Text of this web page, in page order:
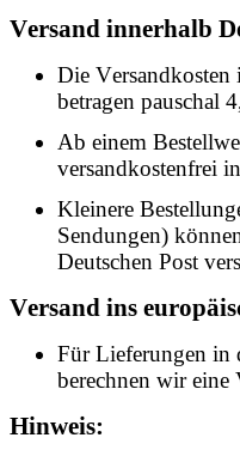
Versand innerhalb
Die Versandkosten
betragen pauschal
Ab einem
versandkostenfrei
Kleinere
Sendungen)
Deutschen Post
Versand ins
Für Lieferungen in
berechnen wir eine
Hinweis: